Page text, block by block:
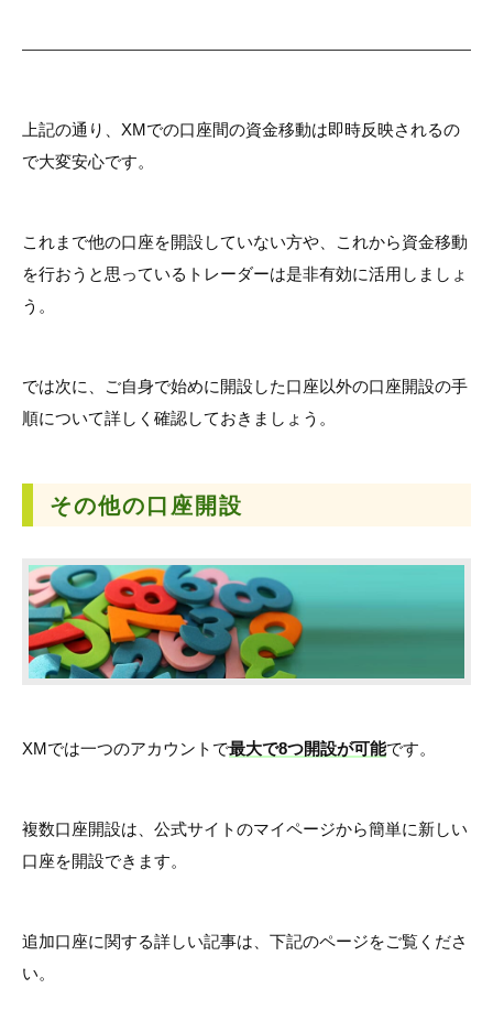
上記の通り、XMでの口座間の資金移動は即時反映されるの
で大変安心です。
これまで他の口座を開設していない方や、これから資金移動
を行おうと思っているトレーダーは是非有効に活用しましょ
う。
では次に、ご自身で始めに開設した口座以外の口座開設の手
順について詳しく確認しておきましょう。
その他の口座開設
XMでは一つのアカウントで最大で8つ開設が可能です。
複数口座開設は、公式サイトのマイページから簡単に新しい
口座を開設できます。
追加口座に関する詳しい記事は、下記のページをご覧くださ
い。